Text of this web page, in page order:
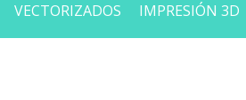
VECTORIZADOS IMPRESIÓN 3D